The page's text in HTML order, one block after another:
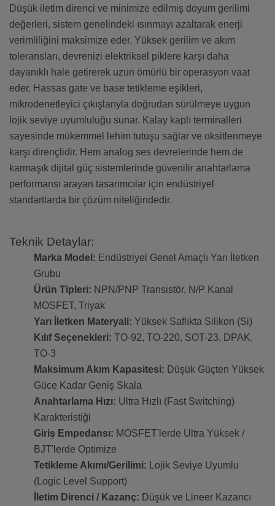
Düşük iletim direnci ve minimize edilmiş doyum gerilimi
değerleri, sistem genelindeki ısınmayı azaltarak enerji
verimliliğini maksimize eder. Yüksek gerilim ve akım
toleransları, devrenizi elektriksel piklere karşı daha
dayanıklı hale getirerek uzun ömürlü bir operasyon vaat
eder. Hassas gate ve base tetikleme eşikleri,
mikrodenetleyici çıkışlarıyla doğrudan sürülmeye uygun
lojik seviye uyumluluğu sunar. Kalay kaplı terminalleri
sayesinde mükemmel lehim tutuşu sağlar ve oksitlenmeye
karşı dirençlidir. Hem analog ses devrelerinde hem de
karmaşık dijital güç sistemlerinde güvenilir anahtarlama
performansı arayan tasarımcılar için endüstriyel
standartlarda bir çözüm niteliğindedir.
Teknik Detaylar:
Marka Model: Endüstriyel Genel Amaçlı Yarı İletken
Grubu
Ürün Tipleri: NPN/PNP Transistör, N/P Kanal
MOSFET, Triyak
Yarı İletken Materyali: Yüksek Saflıkta Silikon (Si)
Kılıf Seçenekleri: TO-92, TO-220, SOT-23, DPAK,
TO-3
Maksimum Akım Kapasitesi: Düşük Güçten Yüksek
Güce Kadar Geniş Skala
Anahtarlama Hızı: Ultra Hızlı (Fast Switching)
Karakteristiği
Giriş Empedansı: MOSFET'lerde Ultra Yüksek /
BJT'lerde Optimize
Tetikleme Akımı/Gerilimi: Lojik Seviye Uyumlu
(Logic Level Support)
İletim Direnci / Kazanç: Düşük ve Lineer Kazancı